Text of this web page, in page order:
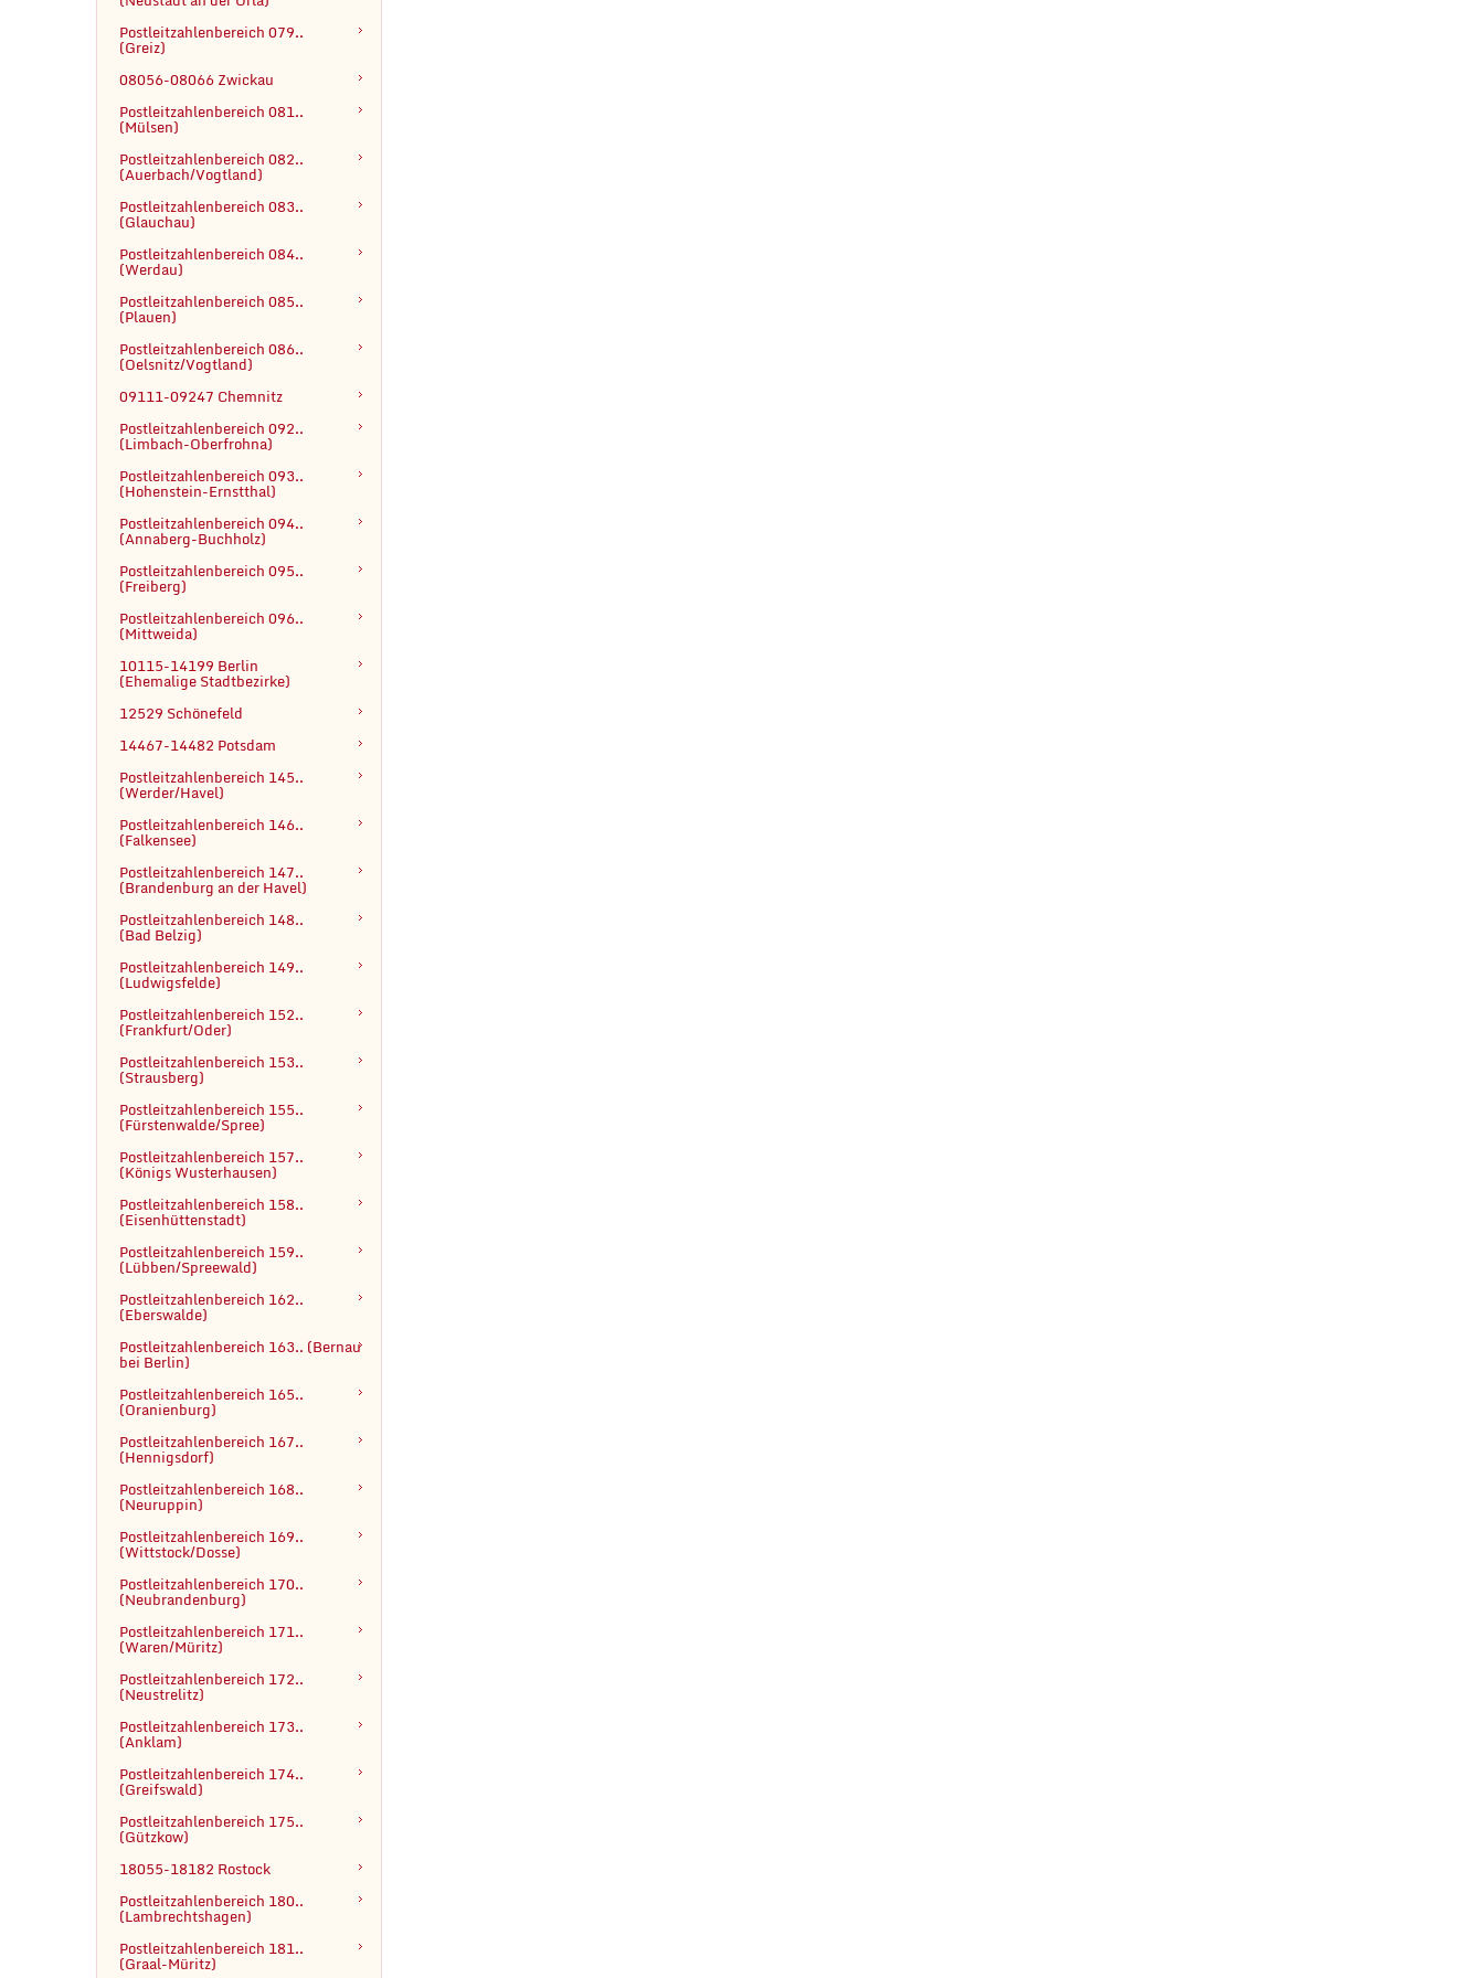
Postleitzahlenbereich 079..
(Greiz)
08056-08066 Zwickau
Postleitzahlenbereich 081..
(Mülsen)
Postleitzahlenbereich 082..
(Auerbach/Vogtland)
Postleitzahlenbereich 083..
(Glauchau)
Postleitzahlenbereich 084..
(Werdau)
Postleitzahlenbereich 085..
(Plauen)
Postleitzahlenbereich 086..
(Oelsnitz/Vogtland)
09111-09247 Chemnitz
Postleitzahlenbereich 092..
(Limbach-Oberfrohna)
Postleitzahlenbereich 093..
(Hohenstein-Ernstthal)
Postleitzahlenbereich 094..
(Annaberg-Buchholz)
Postleitzahlenbereich 095..
(Freiberg)
Postleitzahlenbereich 096..
(Mittweida)
10115-14199 Berlin
(Ehemalige Stadtbezirke)
12529 Schönefeld
14467-14482 Potsdam
Postleitzahlenbereich 145..
(Werder/Havel)
Postleitzahlenbereich 146..
(Falkensee)
Postleitzahlenbereich 147..
(Brandenburg an der Havel)
Postleitzahlenbereich 148..
(Bad Belzig)
Postleitzahlenbereich 149..
(Ludwigsfelde)
Postleitzahlenbereich 152..
(Frankfurt/Oder)
Postleitzahlenbereich 153..
(Strausberg)
Postleitzahlenbereich 155..
(Fürstenwalde/Spree)
Postleitzahlenbereich 157..
(Königs Wusterhausen)
Postleitzahlenbereich 158..
(Eisenhüttenstadt)
Postleitzahlenbereich 159..
(Lübben/Spreewald)
Postleitzahlenbereich 162..
(Eberswalde)
Postleitzahlenbereich 163.. (Bernau
bei Berlin)
Postleitzahlenbereich 165..
(Oranienburg)
Postleitzahlenbereich 167..
(Hennigsdorf)
Postleitzahlenbereich 168..
(Neuruppin)
Postleitzahlenbereich 169..
(Wittstock/Dosse)
Postleitzahlenbereich 170..
(Neubrandenburg)
Postleitzahlenbereich 171..
(Waren/Müritz)
Postleitzahlenbereich 172..
(Neustrelitz)
Postleitzahlenbereich 173..
(Anklam)
Postleitzahlenbereich 174..
(Greifswald)
Postleitzahlenbereich 175..
(Gützkow)
18055-18182 Rostock
Postleitzahlenbereich 180..
(Lambrechtshagen)
Postleitzahlenbereich 181..
(Graal-Müritz)